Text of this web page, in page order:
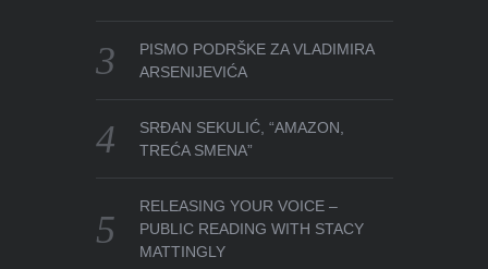
PISMO PODRŠKE ZA VLADIMIRA
ARSENIJEVIĆA
SRĐAN SEKULIĆ, “AMAZON,
TREĆA SMENA”
RELEASING YOUR VOICE –
PUBLIC READING WITH STACY
MATTINGLY